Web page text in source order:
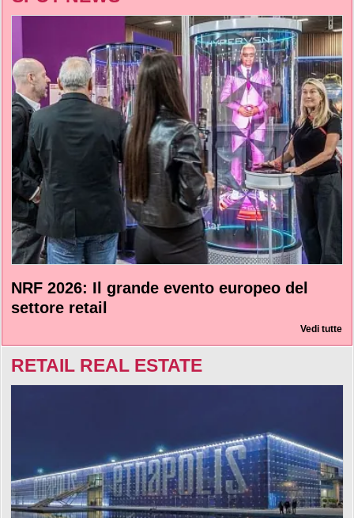
NRF 2026: Il grande evento europeo del
settore retail
Vedi tutte
RETAIL REAL ESTATE